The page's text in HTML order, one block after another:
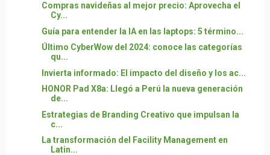
Compras navideñas al mejor precio: Aprovecha el
Cy...
Guía para entender la IA en las laptops: 5 término...
Último CyberWow del 2024: conoce las categorías
qu...
Invierta informado: El impacto del diseño y los ac...
HONOR Pad X8a: Llegó a Perú la nueva generación
de...
Estrategias de Branding Creativo que impulsan la
c...
La transformación del Facility Management en
Latin...